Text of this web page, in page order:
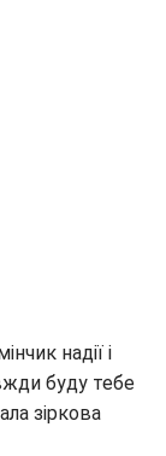
надії і
буду тебе
зіркова